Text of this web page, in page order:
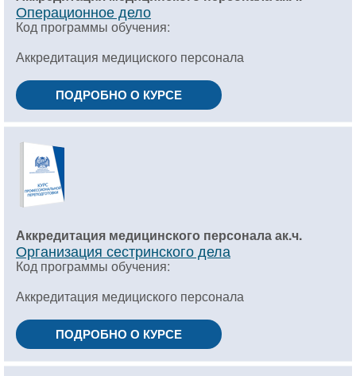
Операционное дело
Код программы обучения:
Аккредитация медициского персонала
ПОДРОБНО О КУРСЕ
Аккредитация медицинского персонала ак.ч.
Организация сестринского дела
Код программы обучения:
Аккредитация медициского персонала
ПОДРОБНО О КУРСЕ